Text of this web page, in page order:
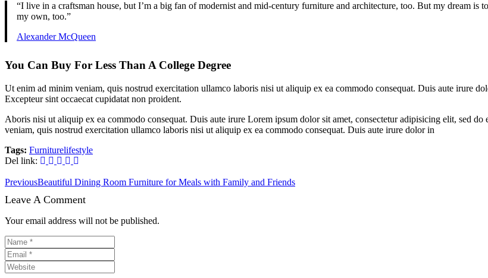
“I live in a craftsman house, but I’m a big fan of modernist and mid-century furniture and architecture, too. But my dream
my own, too.”
Alexander McQueen
You Can Buy For Less Than A College Degree
Ut enim ad minim veniam, quis nostrud exercitation ullamco laboris nisi ut aliquip ex ea commodo consequat. Duis aute irure
Excepteur sint occaecat cupidatat non proident.
Aboris nisi ut aliquip ex ea commodo consequat. Duis aute irure Lorem ipsum dolor sit amet, consectetur adipisicing elit, sed
veniam, quis nostrud exercitation ullamco laboris nisi ut aliquip ex ea commodo consequat. Duis aute irure dolor in
Tags: Furniturelifestyle
Del link:
PreviousBeautiful Dining Room Furniture for Meals with Family and Friends
Leave A Comment
Your email address will not be published.